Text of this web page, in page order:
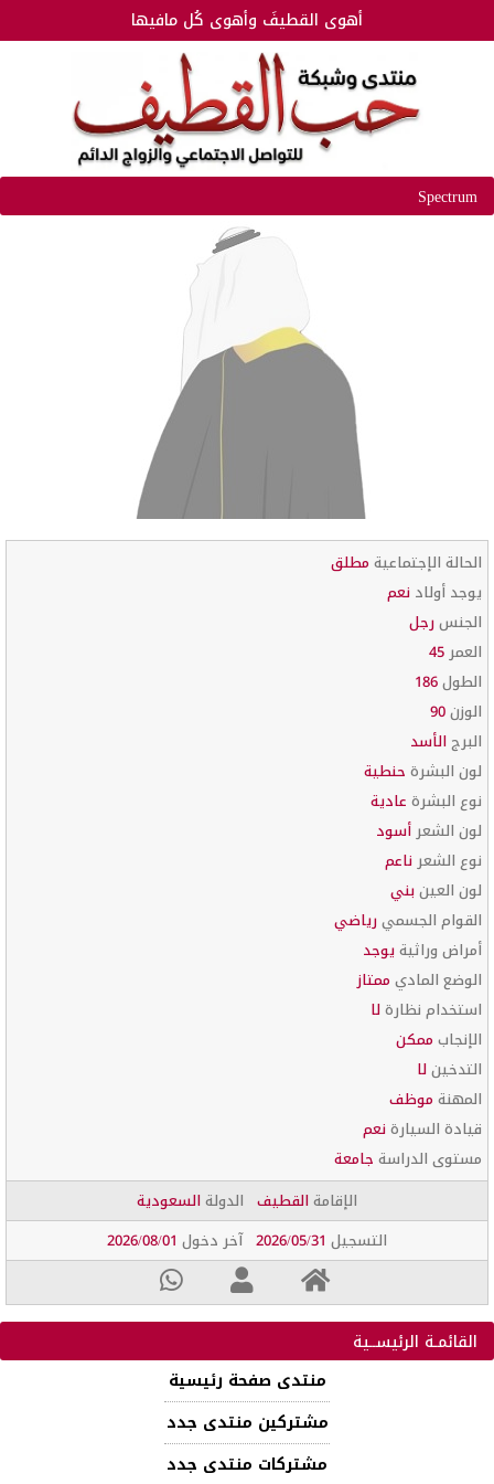
أهوى القطيفَ وأهوى كُل مافيها
Spectrum
الحالة الإجتماعية مطلق
يوجد أولاد نعم
الجنسرجل
العمر45
الطول186
الوزن90
البرجالأسد
لون البشرة حنطية
نوع البشرة عادية
لون الشعرأسود
نوع الشعرناعم
لون العينبني
القوام الجسميرياضي
أمراض وراثيةيوجد
الوضع المادي ممتاز
استخدام نظارةلا
الإنجاب ممكن
التدخينلا
المهنة موظف
قيادة السيارةنعم
مستوى الدراسة جامعة
الإقامةالقطيف الدولةالسعودية
التسجيل 2026/05/31 آخر دخول 2026/08/01
القائمـة الرئيســية
منتدى صفحة رئيسية
مشتركين منتدى جدد
مشتركات منتدى جدد